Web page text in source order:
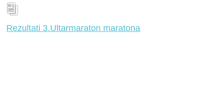
Rezultati 3.Ultarmaraton maratona